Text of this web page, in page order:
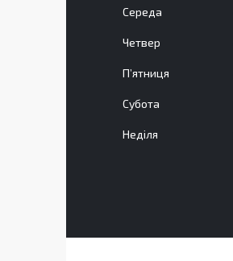
Середа
Четвер
Пʼятниця
Субота
Неділя